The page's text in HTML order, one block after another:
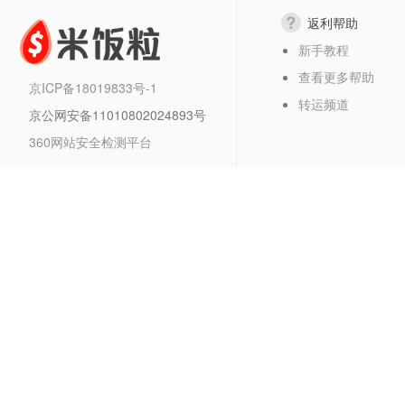
京ICP备18019833号-1
京公网安备11010802024893号
360网站安全检测平台
返利帮助
新手教程
查看更多帮助
转运频道